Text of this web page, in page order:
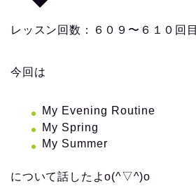
レッスン回数：６０９〜６１０回目
今回は
My Evening Routine
My Spring
My Summer
について話したよo(^▽^)o